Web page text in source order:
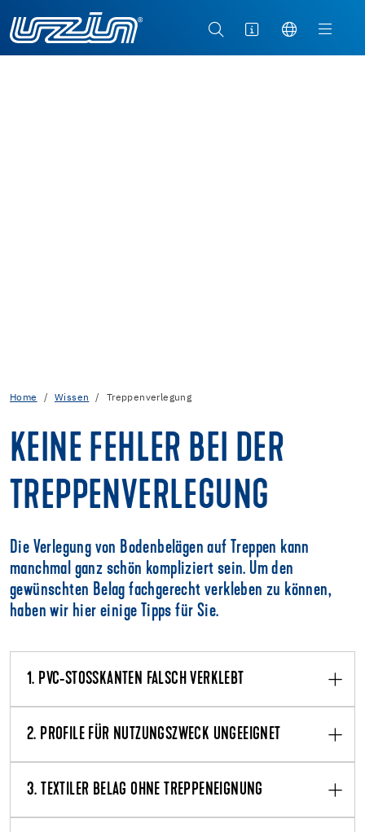
Home Wissen Treppenverlegung
KEINE FEHLER BEI DER
TREPPENVERLEGUNG
Die Verlegung von Bodenbelägen auf Treppen kann
manchmal ganz schön kompliziert sein. Um den
gewünschten Belag fachgerecht verkleben zu können,
haben wir hier einige Tipps für Sie.
1. PVC-STOSSKANTEN FALSCH VERKLEBT
2. PROFILE FÜR NUTZUNGSZWECK UNGEEIGNET
3. TEXTILER BELAG OHNE TREPPENEIGNUNG